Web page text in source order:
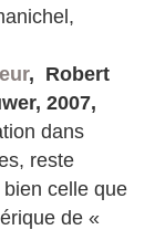
, Robert
2007,
dans
reste
bien celle que
de «